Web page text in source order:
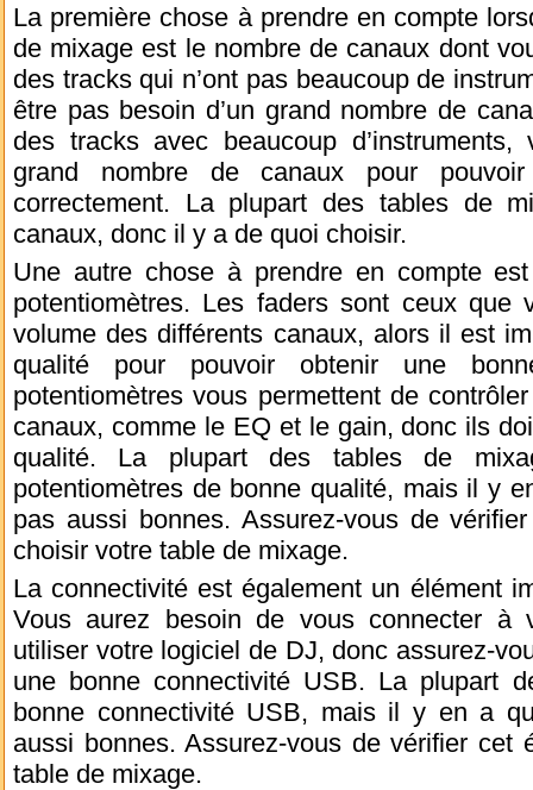
La première chose à prendre en compte
de mixage est le nombre de canaux dont
des tracks qui n’ont pas beaucoup de
être pas besoin d’un grand nombre de
des tracks avec beaucoup
grand nombre de canaux pour
correctement. La plupart des tables de
canaux, donc il y a de quoi choisir.
Une autre chose à prendre en compte
potentiomètres. Les faders sont ceux que
volume des différents canaux, alors il est
qualité pour pouvoir obtenir une
potentiomètres vous permettent de
canaux, comme le EQ et le gain, donc ils
qualité. La plupart des tables de
potentiomètres de bonne qualité, mais il y
pas aussi bonnes. Assurez-vous de
choisir votre table de mixage.
La connectivité est également un élément
Vous aurez besoin de vous connecter à
utiliser votre logiciel de DJ, donc assurez-
une bonne connectivité USB. La plupart
bonne connectivité USB, mais il y en a
aussi bonnes. Assurez-vous de vérifier cet
table de mixage.